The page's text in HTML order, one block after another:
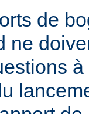
de
ne